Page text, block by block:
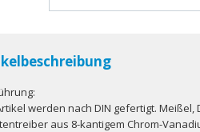
werden nach DIN gefertigt. Meißel,
aus 8-kantigem Chrom-